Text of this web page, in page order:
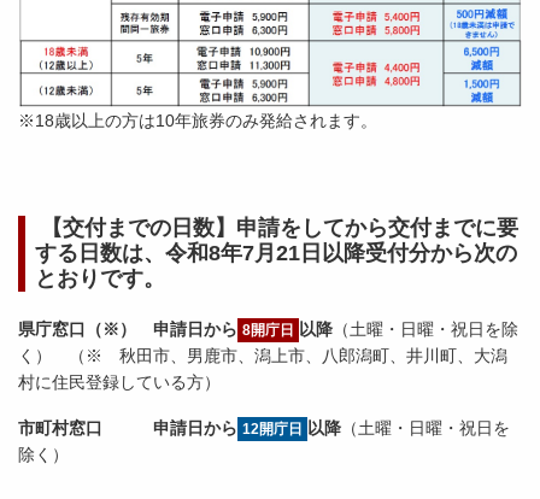
※18歳以上の方は10年旅券のみ発給されます。
【交付までの日数】申請をしてから交付までに要
する日数は、令和8年7月21日以降受付分から次の
とおりです。
県庁窓口（※） 申請日から 8開庁日 以降 （土曜・日曜・祝日を除
く） （※ 秋田市、男鹿市、潟上市、八郎潟町、井川町、大潟
村に住民登録している方）
市町村窓口 申請日から 12開庁日 以降 （土曜・日曜・祝日を
除く）